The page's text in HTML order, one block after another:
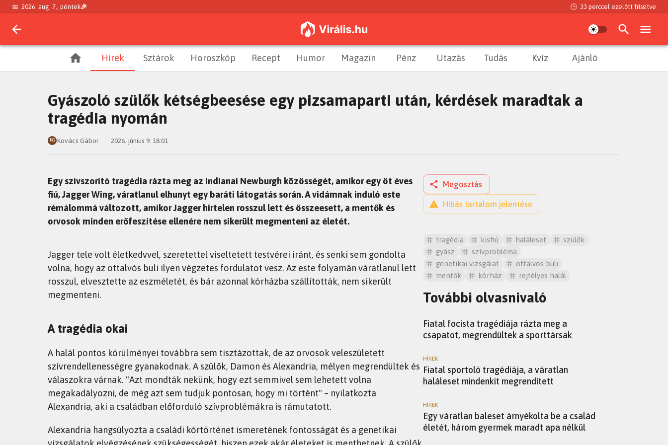
📅 2026. aug. 7., péntek🎉 🕒 33 perccel ezelőtt frissítve
Hírek Sztárok Horoszkóp Recept Humor Magazin Pénz Utazás Tudás Kvíz Ajánló
Gyászoló szülők kétségbeesése egy pizsamaparti után, kérdések maradtak a
tragédia nyomán
KG Kovács Gábor 2026. június 9. 18:01
Egy szívszorító tragédia rázta meg az indianai Newburgh közösségét, amikor egy öt éves
fiú, Jagger Wing, váratlanul elhunyt egy baráti látogatás során. A vidámnak induló este
rémálommá változott, amikor Jagger hirtelen rosszul lett és összeesett, a mentők és
orvosok minden erőfeszítése ellenére nem sikerült megmenteni az életét.
Jagger tele volt életkedvvel, szeretettel viseltetett testvérei iránt, és senki sem gondolta
volna, hogy az ottalvós buli ilyen végzetes fordulatot vesz. Az este folyamán váratlanul lett
rosszul, elvesztette az eszméletét, és bár azonnal kórházba szállították, nem sikerült
megmenteni.
A tragédia okai
A halál pontos körülményei továbbra sem tisztázottak, de az orvosok veleszületett
szívrendellenességre gyanakodnak. A szülők, Damon és Alexandria, mélyen megrendültek és
válaszokra várnak. "Azt mondták nekünk, hogy ezt semmivel sem lehetett volna
megakadályozni, de még azt sem tudjuk pontosan, hogy mi történt" – nyilatkozta
Alexandria, aki a családban előforduló szívproblémákra is rámutatott.
Alexandria hangsúlyozta a családi kórtörténet ismeretének fontosságát és a genetikai
Megosztás
Hibás tartalom jelentése
tragédia kisfiú haláleset
szülők
gyász
szívprobléma
genetikai vizsgálat
ottalvós buli
mentők
kórház rejtélyes halál
További olvasnivaló
Fiatal focista tragédiája rázta meg a
csapatot, megrendültek a sporttársak
HÍREK
Fiatal sportoló tragédiája, a váratlan
haláleset mindenkit megrendített
HÍREK
Egy váratlan baleset árnyékolta be a család
életét, három gyermek maradt apa nélkül